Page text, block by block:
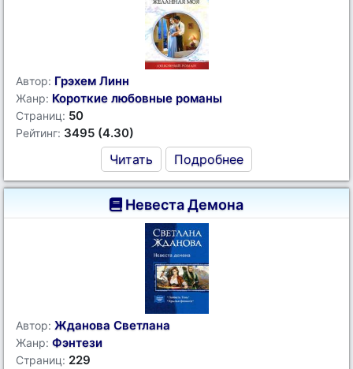
Автор: Грэхем Линн
Жанр: Короткие любовные романы
Страниц: 50
Рейтинг: 3495 (4.30)
Читать Подробнее
Невеста Демона
Автор: Жданова Светлана
Жанр: Фэнтези
Страниц: 229